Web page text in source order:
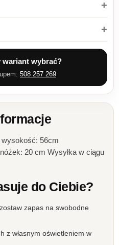
wariant wybrać?
508 257 269
56cm
20 cm Wysyłka w ciągu
do Ciebie?
zapas na swobodne
z własnym oświetleniem w